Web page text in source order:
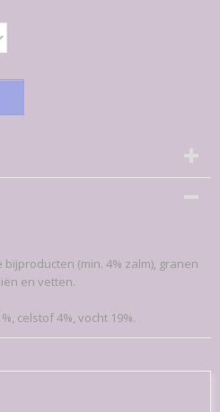
(min. 4% zalm), granen
en vetten.
celstof 4%, vocht 19%.